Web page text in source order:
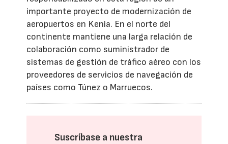
importante proyecto de modernización de
aeropuertos en Kenia. En el norte del
continente mantiene una larga relación de
colaboración como suministrador de
sistemas de gestión de tráfico aéreo con los
proveedores de servicios de navegación de
países como Túnez o Marruecos.
Suscríbase a nuestra